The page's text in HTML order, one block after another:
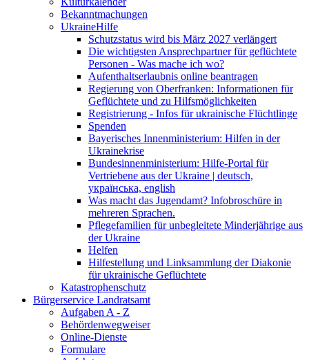
Bekanntmachungen
UkraineHilfe
Schutzstatus wird bis März 2027 verlängert
Die wichtigsten Ansprechpartner für geflüchtete
Personen - Was mache ich wo?
Aufenthaltserlaubnis online beantragen
Regierung von Oberfranken: Informationen für
Geflüchtete und zu Hilfsmöglichkeiten
Registrierung - Infos für ukrainische Flüchtlinge
Spenden
Bayerisches Innenministerium: Hilfen in der
Ukrainekrise
Bundesinnenministerium: Hilfe-Portal für
Vertriebene aus der Ukraine | deutsch,
українська, english
Was macht das Jugendamt? Infobroschüre in
mehreren Sprachen.
Pflegefamilien für unbegleitete Minderjährige aus
der Ukraine
Helfen
Hilfestellung und Linksammlung der Diakonie
für ukrainische Geflüchtete
Katastrophenschutz
Bürgerservice Landratsamt
Aufgaben A - Z
Behördenwegweiser
Online-Dienste
Formulare